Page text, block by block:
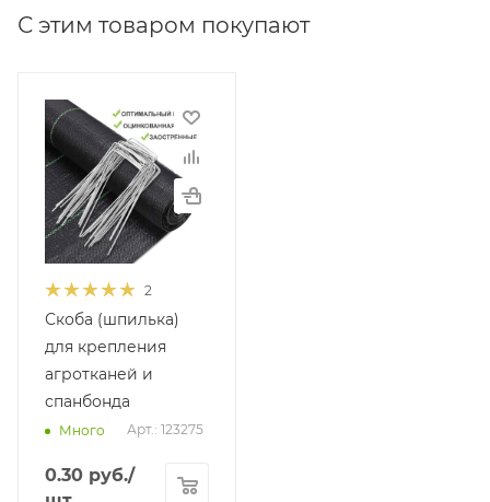
С этим товаром покупают
2
Скоба (шпилька)
для крепления
агротканей и
спанбонда
Много Арт.: 123275
0.30 руб./